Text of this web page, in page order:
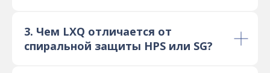
3. Чем LXQ отличается от
спиральной защиты HPS или SG?